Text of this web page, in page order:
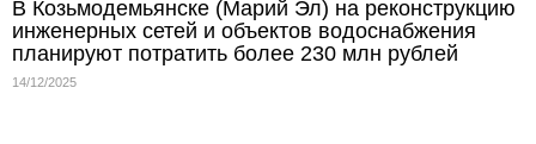
В Козьмодемьянске (Марий Эл) на реконструкцию
инженерных сетей и объектов водоснабжения
планируют потратить более 230 млн рублей
14/12/2025